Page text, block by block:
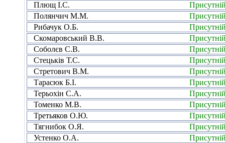
Плющ І.С.
Полянчич М.М.
Рибачук О.Б.
Скомаровський В.В.
Соболєв С.В.
Стецьків Т.С.
Стретович В.М.
Тарасюк Б.І.
Терьохін С.А.
Томенко М.В.
Третьяков О.Ю.
Тягнибок О.Я.
Устенко О.А.